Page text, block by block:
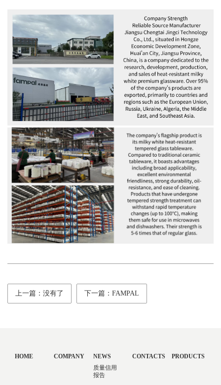
上一篇：没有了 下一篇：FAMPAL
HOME COMPANY
NEWS
质量信用
报告
CONTACTS PRODUCTS